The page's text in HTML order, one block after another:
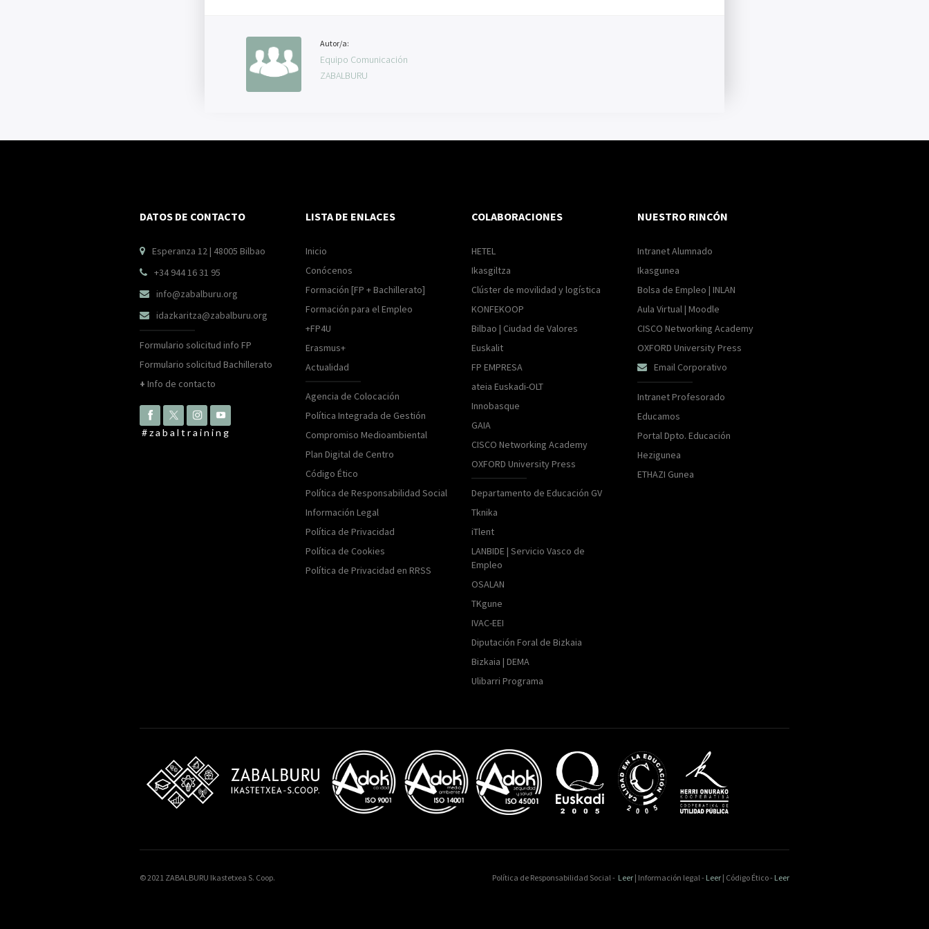
Autor/a:
Equipo Comunicación
ZABALBURU
DATOS DE CONTACTO
 Esperanza 12 | 48005 Bilbao
 +34 944 16 31 95
 info@zabalburu.org
 idazkaritza@zabalburu.org
Formulario solicitud info FP
Formulario solicitud Bachillerato
+ Info de contacto
#zabaltraining
LISTA DE ENLACES
Inicio
Conócenos
Formación [FP + Bachillerato]
Formación para el Empleo
+FP4U
Erasmus+
Actualidad
Agencia de Colocación
Política Integrada de Gestión
Compromiso Medioambiental
Plan Digital de Centro
Código Ético
Política de Responsabilidad Social
Información Legal
Política de Privacidad
Política de Cookies
Política de Privacidad en RRSS
COLABORACIONES
HETEL
Ikasgiltza
Clúster de movilidad y logística
KONFEKOOP
Bilbao | Ciudad de Valores
Euskalit
FP EMPRESA
ateia Euskadi-OLT
Innobasque
GAIA
CISCO Networking Academy
OXFORD University Press
Departamento de Educación GV
Tknika
iTlent
LANBIDE | Servicio Vasco de
Empleo
OSALAN
TKgune
IVAC-EEI
Diputación Foral de Bizkaia
Bizkaia | DEMA
Ulibarri Programa
NUESTRO RINCÓN
Intranet Alumnado
Ikasgunea
Bolsa de Empleo | INLAN
Aula Virtual | Moodle
CISCO Networking Academy
OXFORD University Press
 Email Corporativo
Intranet Profesorado
Educamos
Portal Dpto. Educación
Hezigunea
ETHAZI Gunea
© 2021 ZABALBURU Ikastetxea S. Coop. Política de Responsabilidad Social - Leer | Información legal - Leer | Código Ético - Leer